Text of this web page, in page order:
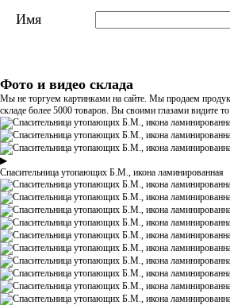
Имя
Фото и видео склада
Мы не торгуем картинками на сайте. Мы продаем
складе более 5000 товаров. Вы своими глазами видите то
▶
Спасительница утопающих Б.М., икона ламинированная